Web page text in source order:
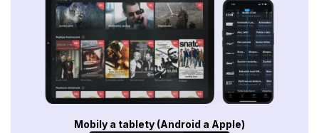
Mobily a tablety (Android a Apple)